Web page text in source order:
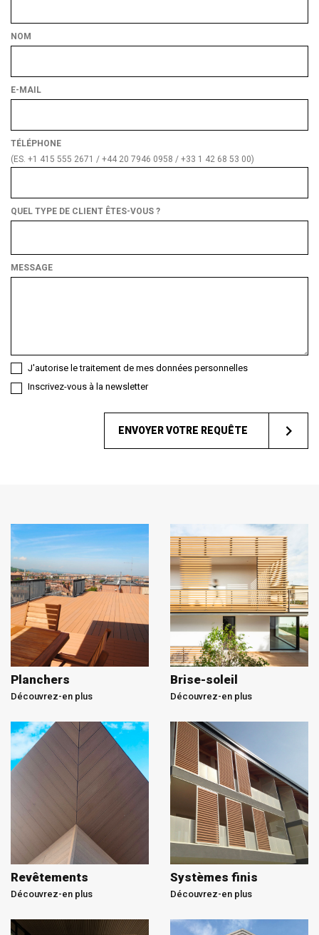
NOM
E-MAIL
TÉLÉPHONE
(ES. +1 415 555 2671 / +44 20 7946 0958 / +33 1 42 68 53 00)
QUEL TYPE DE CLIENT ÊTES-VOUS ?
de
MESSAGE
J'autorise le traitement de mes données personnelles
Inscrivez-vous à la newsletter
ENVOYER VOTRE REQUÊTE
Planchers
Découvrez-en plus
Brise-soleil
Découvrez-en plus
Revêtements
Découvrez-en plus
Systèmes finis
Découvrez-en plus